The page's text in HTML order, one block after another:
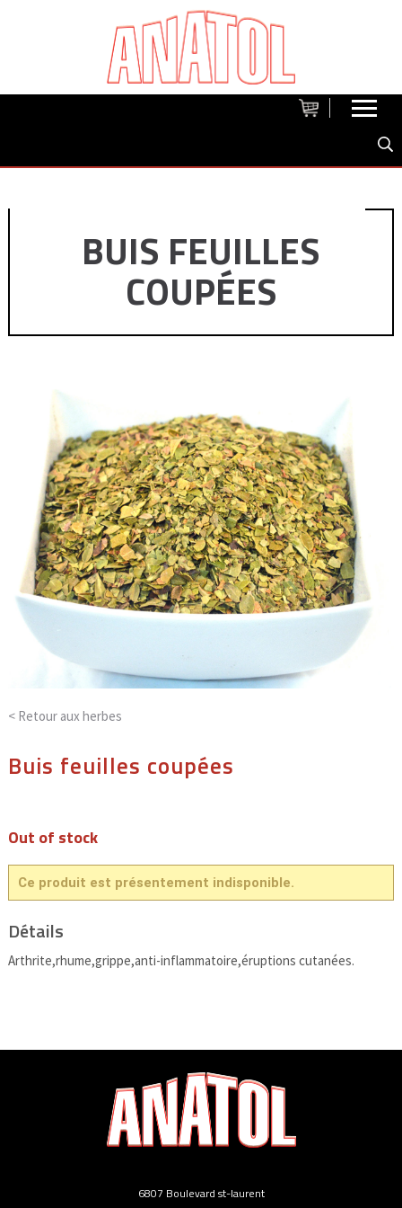
BUIS FEUILLES
COUPÉES
< Retour aux herbes
Buis feuilles coupées
Out of stock
Ce produit est présentement indisponible.
Détails
Arthrite,rhume,grippe,anti-inflammatoire,éruptions cutanées.
6807 Boulevard st-laurent